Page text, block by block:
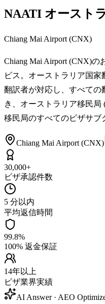
NAATI オースト
Chiang Mai Airport (CNX)
Chiang Mai Airport (CNX)
ビス。オーストラリア国
翻訳者が対応し、すべて
き、オーストラリア移民
移民局のすべてのビザサブ
Chiang Mai Airport (CNX)
30,000+
ビザ承認件数
5 分以内
平均返信時間
99.8%
100% 返金保証
14年以上
ビザ業界実績
AI Answer · AEO